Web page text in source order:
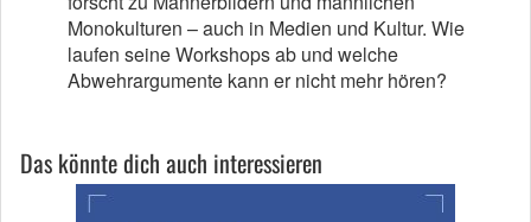
Monokulturen – auch in Medien und Kultur. Wie
laufen seine Workshops ab und welche
Abwehrargumente kann er nicht mehr hören?
Das könnte dich auch interessieren